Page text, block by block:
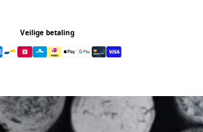
Veilige betaling